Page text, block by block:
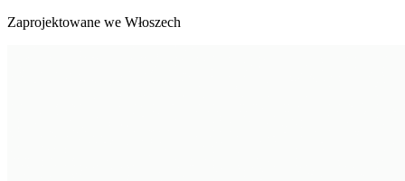
Zaprojektowane we Włoszech